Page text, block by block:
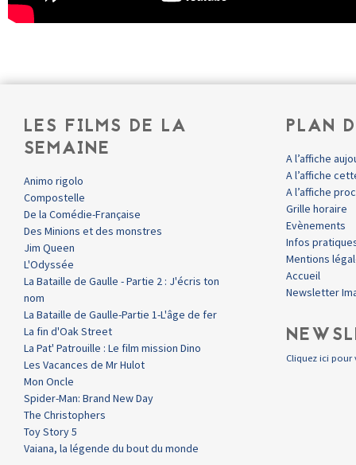
LES FILMS DE LA
SEMAINE
Animo rigolo
Compostelle
De la Comédie-Française
Des Minions et des monstres
Jim Queen
L'Odyssée
La Bataille de Gaulle - Partie 2 : J'écris ton
nom
La Bataille de Gaulle-Partie 1-L'âge de fer
La fin d'Oak Street
La Pat' Patrouille : Le film mission Dino
Les Vacances de Mr Hulot
Mon Oncle
Spider-Man: Brand New Day
The Christophers
Toy Story 5
Vaiana, la légende du bout du monde
PLAN
A l’affiche
A l’affiche
A l’affiche
Grille horaire
Evènements
Infos
Mentions
Accueil
Newsletter
Cliquez ici pour